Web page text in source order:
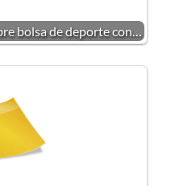
bolsa de deporte con…